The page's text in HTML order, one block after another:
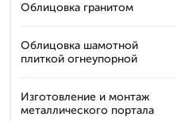
Облицовка гранитом
Облицовка шамотной
плиткой огнеупорной
Изготовление и монтаж
металлического портала